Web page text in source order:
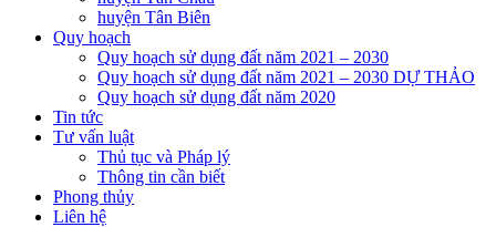
huyện Tân Biên
Quy hoạch
Quy hoạch sử dụng đất năm 2021 – 2030
Quy hoạch sử dụng đất năm 2021 – 2030 DỰ THẢO
Quy hoạch sử dụng đất năm 2020
Tin tức
Tư vấn luật
Thủ tục và Pháp lý
Thông tin cần biết
Phong thủy
Liên hệ